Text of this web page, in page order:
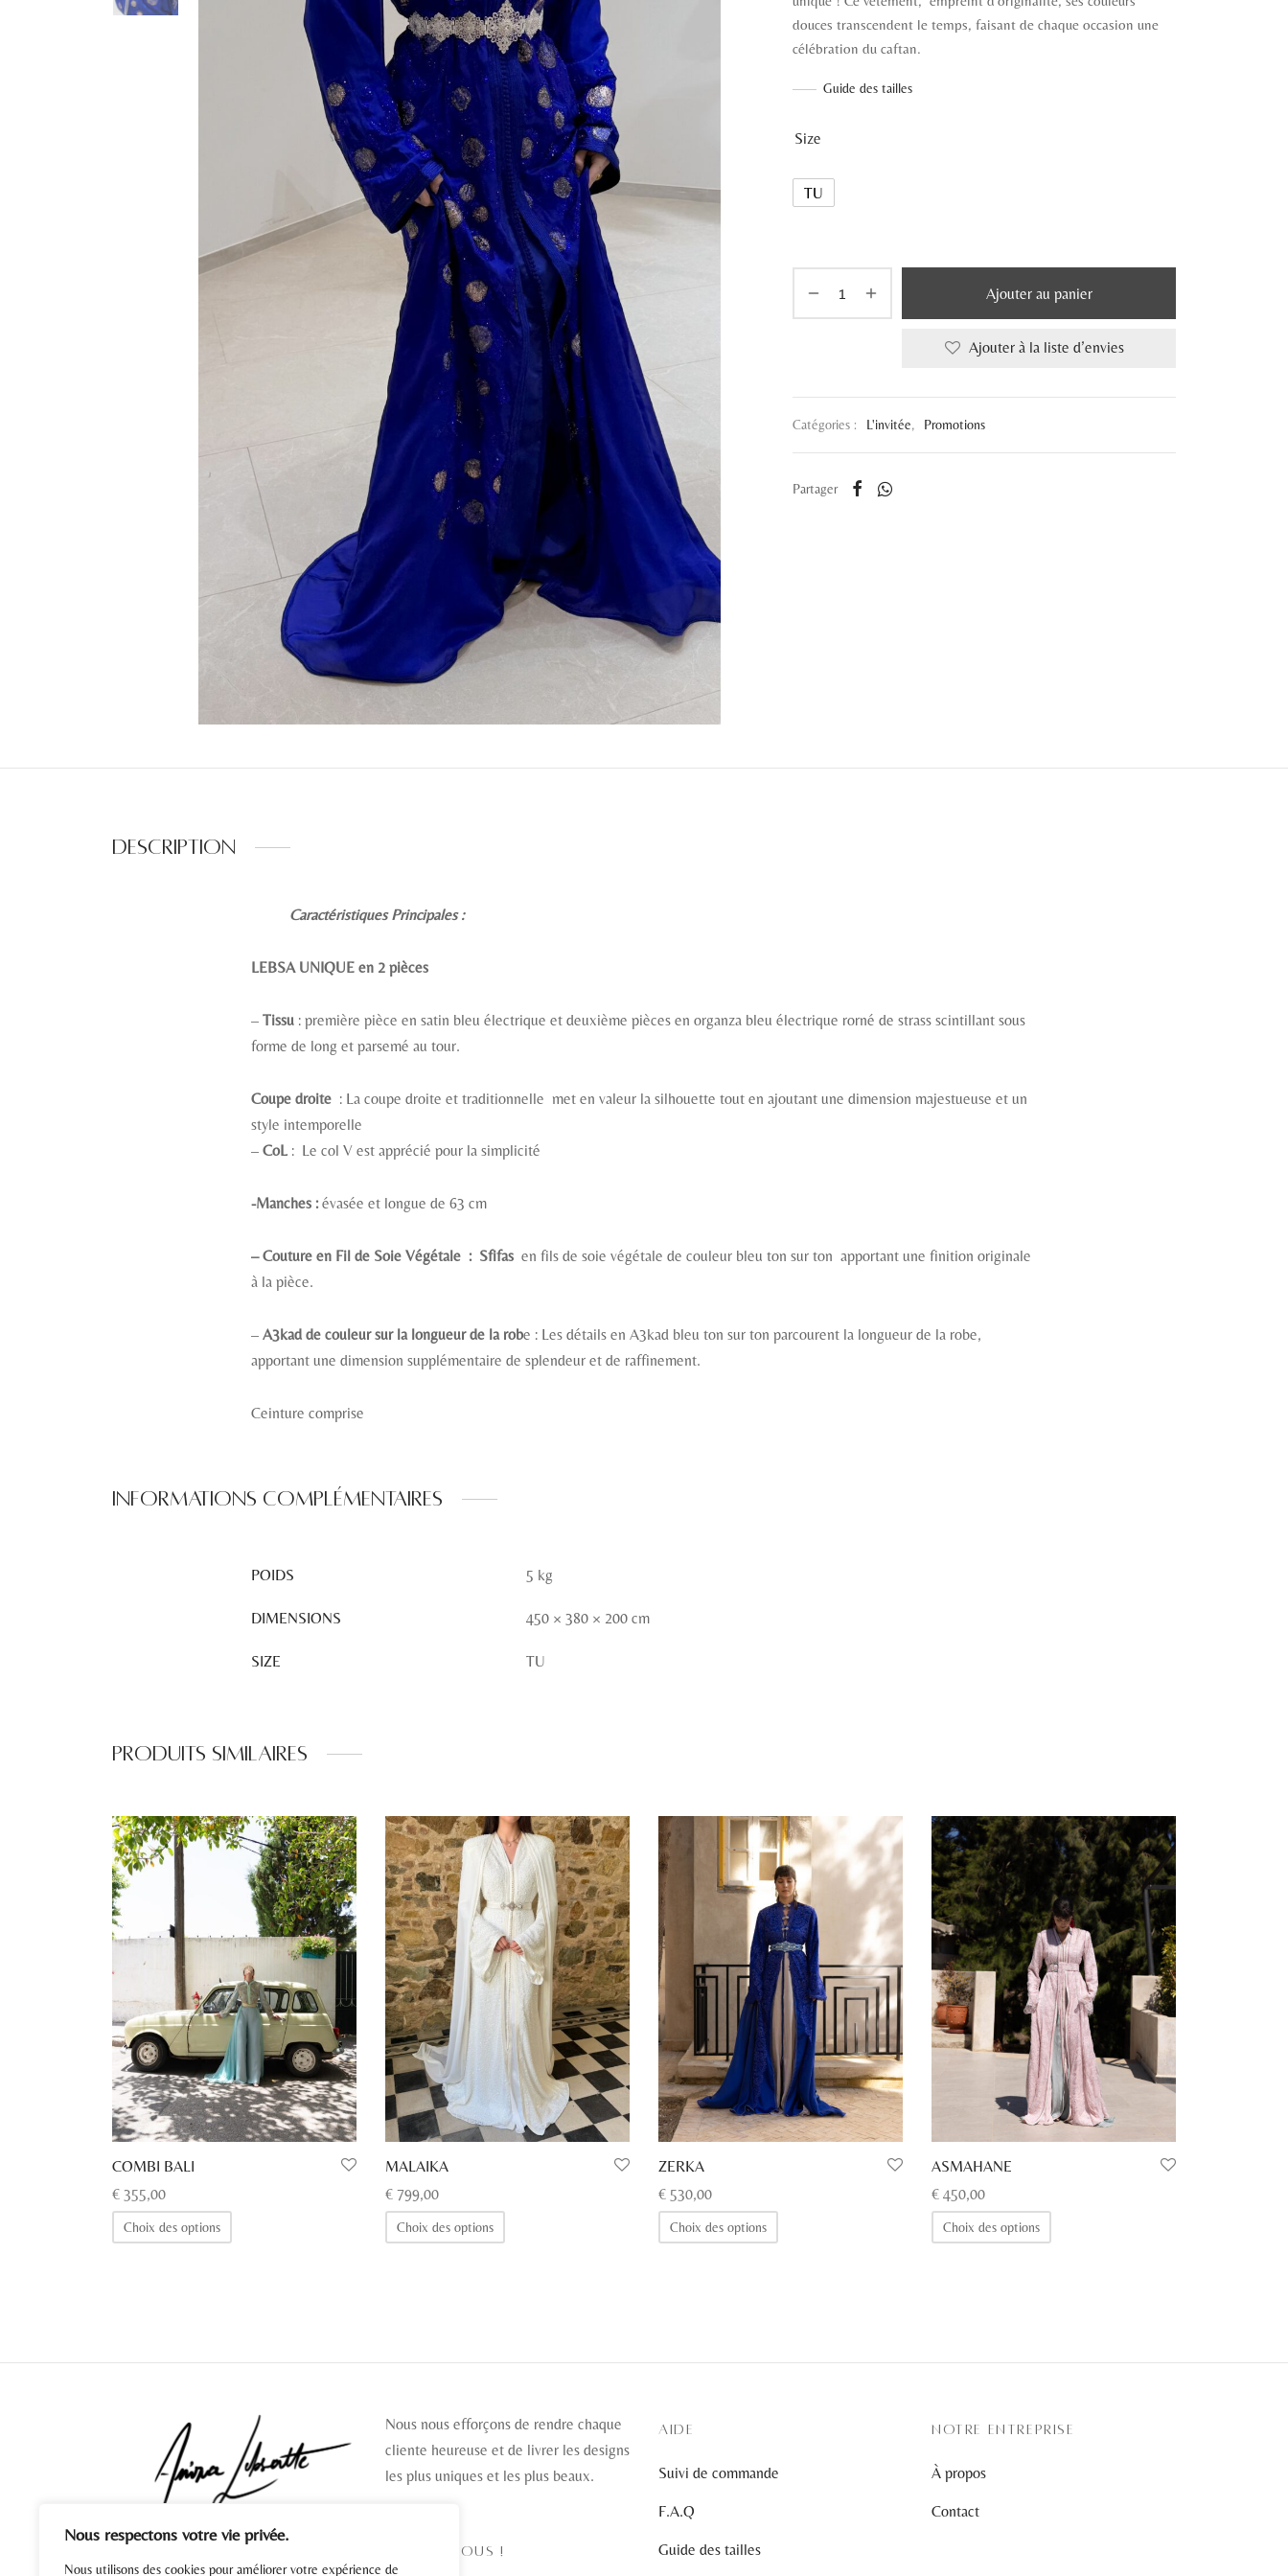
Nous respectons votre vie privée.
Nous utilisons des cookies pour améliorer votre expérience de
€ 450,00.
€ 299,00.
douces transcendent le temps, faisant de chaque occasion une
célébration du caftan.
Guide des tailles
Size
TU
Ajouter au panier
Ajouter à la liste d’envies
Catégories : L'invitée, Promotions
Partager
Description
Caractéristiques Principales :
LEBSA UNIQUE en 2 pièces
– Tissu : première pièce en satin bleu électrique et deuxième pièces en organza bleu électrique rorné de strass scintillant sous
forme de long et parsemé au tour.
Coupe droite : La coupe droite et traditionnelle met en valeur la silhouette tout en ajoutant une dimension majestueuse et un
style intemporelle
– CoL : Le col V est apprécié pour la simplicité
-Manches :évasée et longue de 63 cm
– Couture en Fil de Soie Végétale : Sfifas en fils de soie végétale de couleur bleu ton sur ton apportant une finition originale
à la pièce.
– A3kad de couleur sur la longueur de la robe : Les détails en A3kad bleu ton sur ton parcourent la longueur de la robe,
apportant une dimension supplémentaire de splendeur et de raffinement.
Ceinture comprise
Informations complémentaires
POIDS 5 kg
DIMENSIONS 450 × 380 × 200 cm
SIZE TU
Produits similaires
COMBI BALI
€ 355,00
Choix des options
Ce
produit
être
choisies
sur
la
page
MALAIKA
€ 799,00
Choix des options
Ce
produit
être
choisies
sur
ZERKA
€ 530,00
Choix des options
Ce
produit
sur
ASMAHANE
€ 450,00
Choix des options
Ce
produit
être
Nous nous efforçons de rendre chaque
cliente heureuse et de livrer les designs
les plus uniques et les plus beaux.
SUIVEZ-NOUS !
AIDE
Suivi de commande
F.A.Q
Guide des tailles
NOTRE ENTREPRISE
À propos
Contact